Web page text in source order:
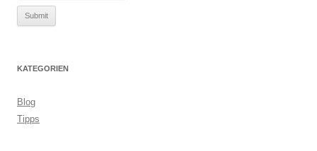
KATEGORIEN
Blog
Tipps